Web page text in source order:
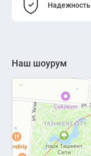
Надежность
Наш шоурум